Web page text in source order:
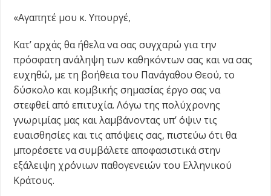
«Αγαπητέ μου κ. Υπουργέ,
Κατ’ αρχάς θα ήθελα να σας συγχαρώ για την
πρόσφατη ανάληψη των καθηκόντων σας και να σας
ευχηθώ, με τη βοήθεια του Πανάγαθου Θεού, το
δύσκολο και κομβικής σημασίας έργο σας να
στεφθεί από επιτυχία. Λόγω της πολύχρονης
γνωριμίας μας και λαμβάνοντας υπ’ όψιν τις
ευαισθησίες και τις απόψεις σας, πιστεύω ότι θα
μπορέσετε να συμβάλετε αποφασιστικά στην
εξάλειψη χρόνιων παθογενειών του Ελληνικού
Κράτους.